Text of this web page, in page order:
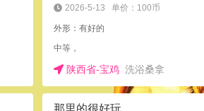
2026-5-13 单价：100币
外形：有好的
中等，
陕西省-宝鸡洗浴桑拿
那里的很好玩